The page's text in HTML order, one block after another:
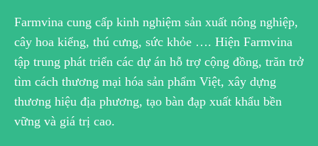
Farmvina cung cấp kinh nghiệm sản xuất nông nghiệp,
cây hoa kiểng, thú cưng, sức khỏe …. Hiện Farmvina
tập trung phát triển các dự án hỗ trợ cộng đồng, trăn trở
tìm cách thương mại hóa sản phẩm Việt, xây dựng
thương hiệu địa phương, tạo bàn đạp xuất khẩu bền
vững và giá trị cao.